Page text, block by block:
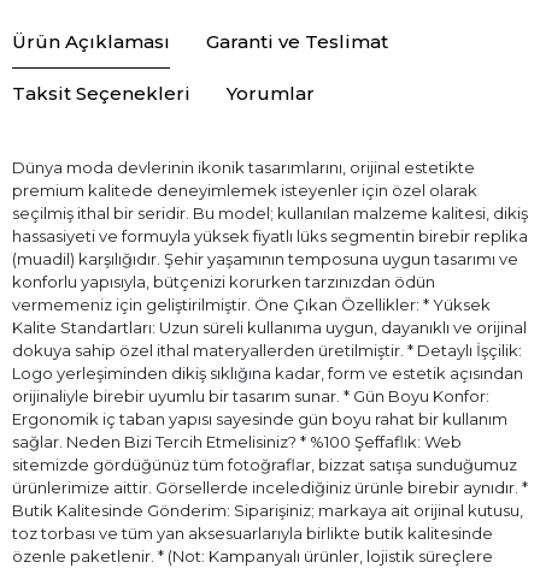
Ürün Açıklaması Garanti ve Teslimat
Taksit Seçenekleri Yorumlar
Dünya moda devlerinin ikonik tasarımlarını, orijinal estetikte
premium kalitede deneyimlemek isteyenler için özel olarak
seçilmiş ithal bir seridir. Bu model; kullanılan malzeme kalitesi, dikiş
hassasiyeti ve formuyla yüksek fiyatlı lüks segmentin birebir replika
(muadil) karşılığıdır. Şehir yaşamının temposuna uygun tasarımı ve
konforlu yapısıyla, bütçenizi korurken tarzınızdan ödün
vermemeniz için geliştirilmiştir. Öne Çıkan Özellikler: * Yüksek
Kalite Standartları: Uzun süreli kullanıma uygun, dayanıklı ve orijinal
dokuya sahip özel ithal materyallerden üretilmiştir. * Detaylı İşçilik:
Logo yerleşiminden dikiş sıklığına kadar, form ve estetik açısından
orijinaliyle birebir uyumlu bir tasarım sunar. * Gün Boyu Konfor:
Ergonomik iç taban yapısı sayesinde gün boyu rahat bir kullanım
sağlar. Neden Bizi Tercih Etmelisiniz? * %100 Şeffaflık: Web
sitemizde gördüğünüz tüm fotoğraflar, bizzat satışa sunduğumuz
ürünlerimize aittir. Görsellerde incelediğiniz ürünle birebir aynıdır. *
Butik Kalitesinde Gönderim: Siparişiniz; markaya ait orijinal kutusu,
toz torbası ve tüm yan aksesuarlarıyla birlikte butik kalitesinde
özenle paketlenir. * (Not: Kampanyalı ürünler, lojistik süreçlere